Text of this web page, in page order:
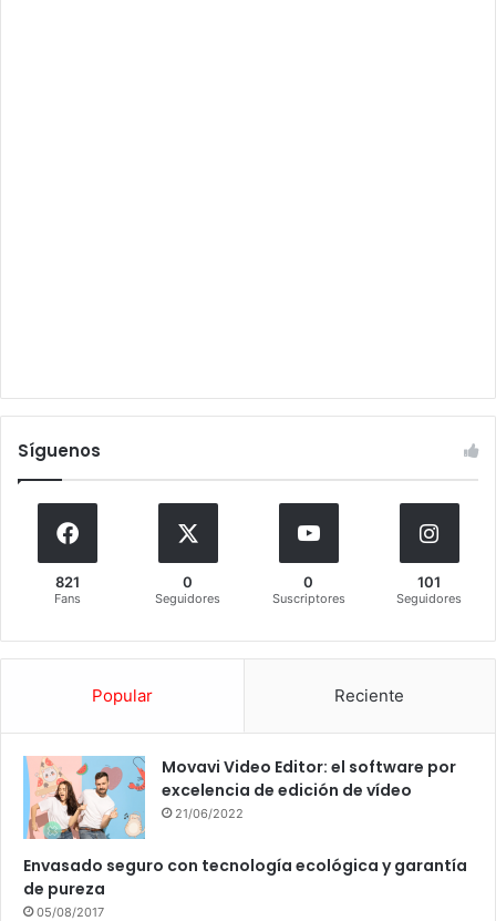
Síguenos
821
Fans
0
Seguidores
0
Suscriptores
101
Seguidores
Popular Reciente
Movavi Video Editor: el software por
excelencia de edición de vídeo
21/06/2022
Envasado seguro con tecnología ecológica y garantía
de pureza
05/08/2017